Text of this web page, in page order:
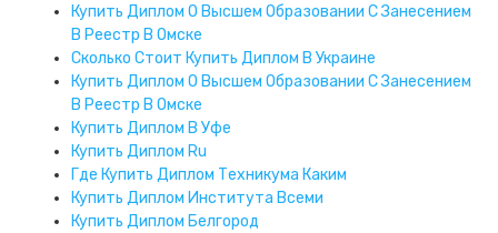
Купить Диплом О Высшем Образовании С Занесением
В Реестр В Омске
Сколько Стоит Купить Диплом В Украине
Купить Диплом О Высшем Образовании С Занесением
В Реестр В Омске
Купить Диплом В Уфе
Купить Диплом Ru
Где Купить Диплом Техникума Каким
Купить Диплом Института Всеми
Купить Диплом Белгород